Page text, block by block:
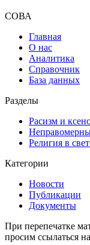
СОВА
Главная
О нас
Аналитика
Справочник
База данных
Разделы
Расизм и
Религия в
Категории
Новости
Публикации
Документы
При перепечатке
просим ссылаться